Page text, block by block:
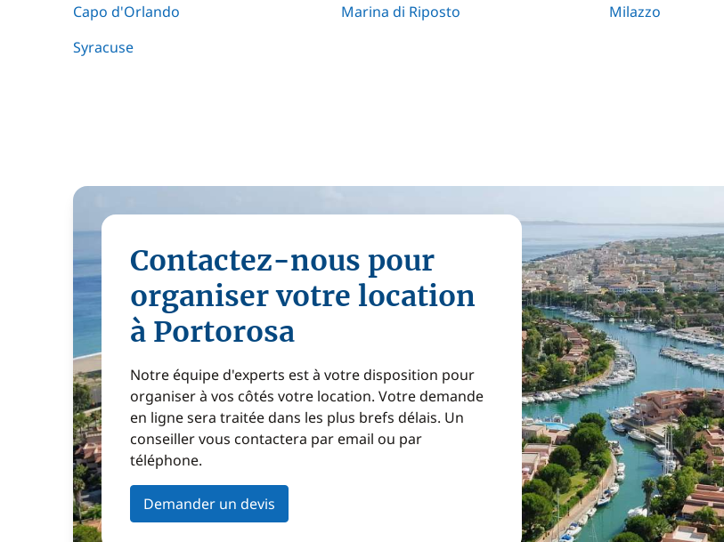
Capo d'Orlando Marina di Riposto Milazzo
Syracuse
Contactez-nous pour
organiser votre location
à Portorosa
Notre équipe d'experts est à votre disposition pour
organiser à vos côtés votre location. Votre demande
en ligne sera traitée dans les plus brefs délais. Un
conseiller vous contactera par email ou par
téléphone.
Demander un devis